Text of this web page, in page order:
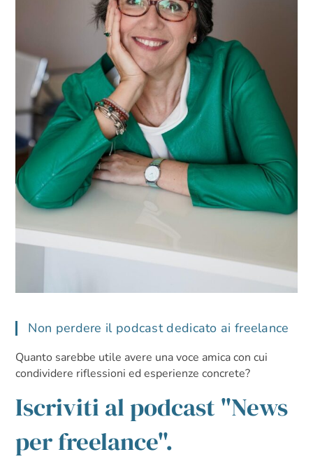
Non perdere il podcast dedicato ai freelance
Quanto sarebbe utile avere una voce amica con cui
condividere riflessioni ed esperienze concrete?
Iscriviti al podcast "News
per freelance".